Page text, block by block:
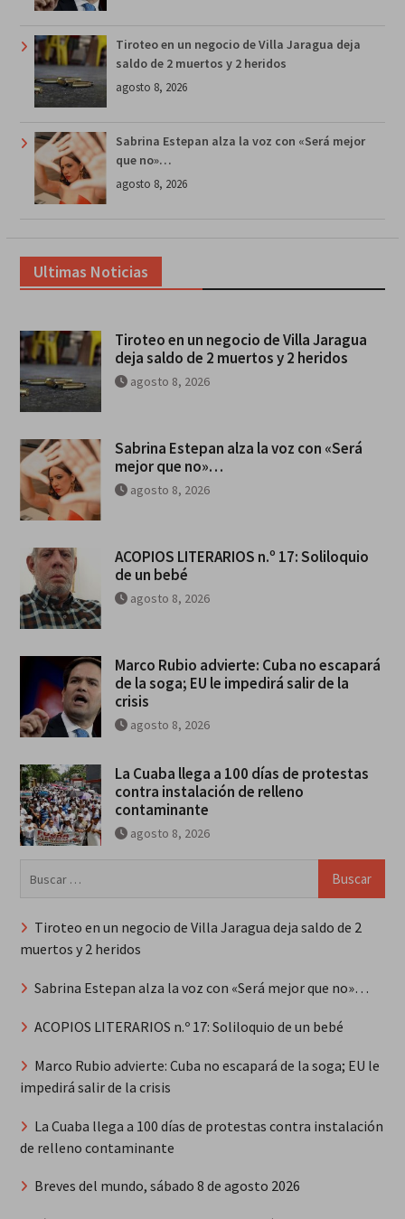
Tiroteo en un negocio de Villa Jaragua deja
saldo de 2 muertos y 2 heridos
agosto 8, 2026
Sabrina Estepan alza la voz con «Será mejor
que no»…
agosto 8, 2026
Ultimas Noticias
Tiroteo en un negocio de Villa Jaragua
deja saldo de 2 muertos y 2 heridos
agosto 8, 2026
Sabrina Estepan alza la voz con «Será
mejor que no»…
agosto 8, 2026
ACOPIOS LITERARIOS n.º 17: Soliloquio
de un bebé
agosto 8, 2026
Marco Rubio advierte: Cuba no escapará
de la soga; EU le impedirá salir de la
crisis
agosto 8, 2026
La Cuaba llega a 100 días de protestas
contra instalación de relleno
contaminante
agosto 8, 2026
Tiroteo en un negocio de Villa Jaragua deja saldo de 2
muertos y 2 heridos
Sabrina Estepan alza la voz con «Será mejor que no»…
ACOPIOS LITERARIOS n.º 17: Soliloquio de un bebé
Marco Rubio advierte: Cuba no escapará de la soga; EU le
impedirá salir de la crisis
La Cuaba llega a 100 días de protestas contra instalación
de relleno contaminante
Breves del mundo, sábado 8 de agosto 2026